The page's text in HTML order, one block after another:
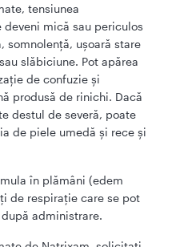
tensiunea
mică sau periculos
somnolenţă, uşoară stare
slăbiciune. Pot apărea
de confuzie şi
produsă de rinichi. Dacă
destul de severă, poate
de piele umedă şi rece şi
în plămâni (edem
de respirație care se pot
administrare.